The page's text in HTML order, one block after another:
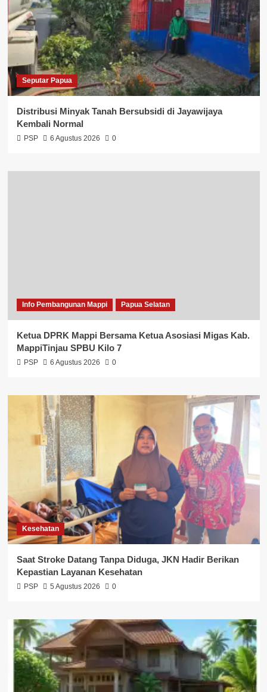
Seputar Papua
Distribusi Minyak Tanah Bersubsidi di Jayawijaya
Kembali Normal
PSP 6 Agustus 2026 0
Info Pembangunan Mappi Papua Selatan
Ketua DPRK Mappi Bersama Ketua Asosiasi Migas Kab.
MappiTinjau SPBU Kilo 7
PSP 6 Agustus 2026 0
Kesehatan
Saat Stroke Datang Tanpa Diduga, JKN Hadir Berikan
Kepastian Layanan Kesehatan
PSP 5 Agustus 2026 0